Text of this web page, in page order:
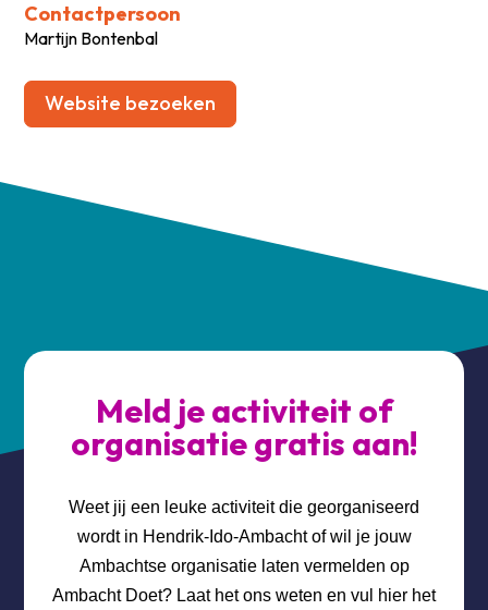
Contactpersoon
Martijn Bontenbal
Website bezoeken
Meld je activiteit of
organisatie gratis aan!
Weet jij een leuke activiteit die georganiseerd
wordt in Hendrik-Ido-Ambacht of wil je jouw
Ambachtse organisatie laten vermelden op
Ambacht Doet? Laat het ons weten en vul hier het